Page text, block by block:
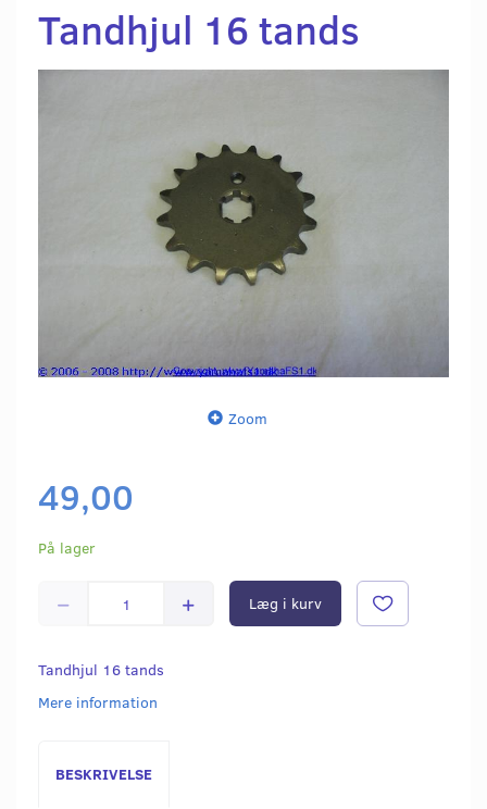
Tandhjul 16 tands
Zoom
49,00
På lager
Læg i kurv
Tandhjul 16 tands
Mere information
BESKRIVELSE